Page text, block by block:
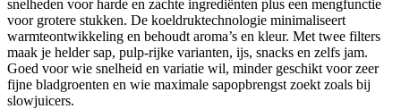
snelheden voor harde en zachte ingrediënten plus een mengfunctie
voor grotere stukken. De koeldruktechnologie minimaliseert
warmteontwikkeling en behoudt aroma’s en kleur. Met twee filters
maak je helder sap, pulp-rijke varianten, ijs, snacks en zelfs jam.
Goed voor wie snelheid en variatie wil, minder geschikt voor zeer
fijne bladgroenten en wie maximale sapopbrengst zoekt zoals bij
slowjuicers.